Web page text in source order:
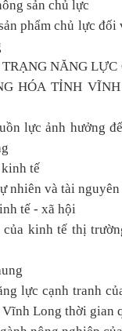
sản chủ lực
phẩm chủ lực
NĂNG
HÓA TỈNH
lực ảnh hưởng
tế
nhiên và tài
tế - xã hội
kinh tế thị
lực cạnh tranh
Vĩnh Long thời gian